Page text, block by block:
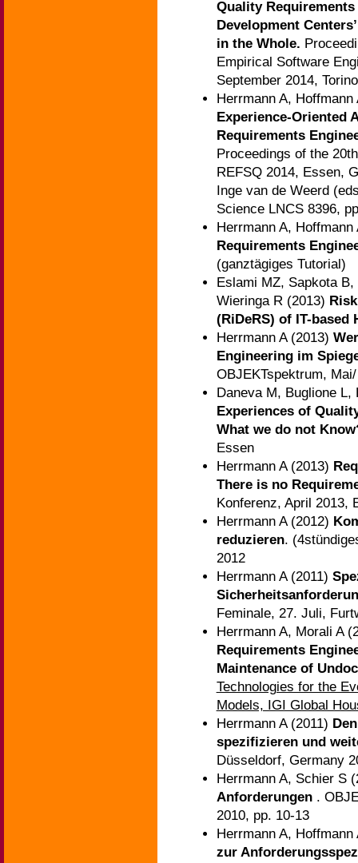
Quality
Development
in the Whole.
Empirical Software
September 2014,
Herrmann A,
Experience-Oriented
Requirements
Proceedings of the
REFSQ 2014, Essen,
Inge van de Weerd
Science LNCS 8396,
Herrmann A,
Requirements
(ganztägiges Tutorial)
Eslami MZ, Sapkota
Wieringa R (2013)
(RiDeRS) of IT-based
Herrmann A (2013)
Engineering im
OBJEKTspektrum,
Daneva M, Buglione
Experiences of
What we do not
Essen
Herrmann A (2013)
There is no
Konferenz, April 2013,
Herrmann A (2012)
reduzieren.
2012
Herrmann A (2011)
Feminale, 27. Juli,
Herrmann A, Morali A
Requirements
Maintenance of
Technologies for the
Models, IGI Global
Herrmann A (2011)
spezifizieren und
Düsseldorf, Germany
Herrmann A, Schier S
Anforderungen .
2010, pp. 10-13
Herrmann A,
zur